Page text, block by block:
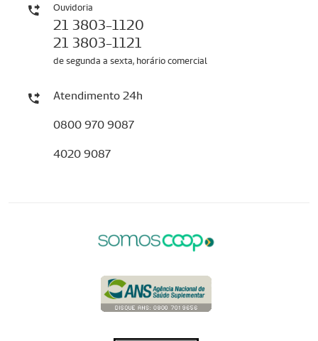
Ouvidoria
21 3803-1120
21 3803-1121
de segunda a sexta, horário comercial
Atendimento 24h
0800 970 9087
4020 9087